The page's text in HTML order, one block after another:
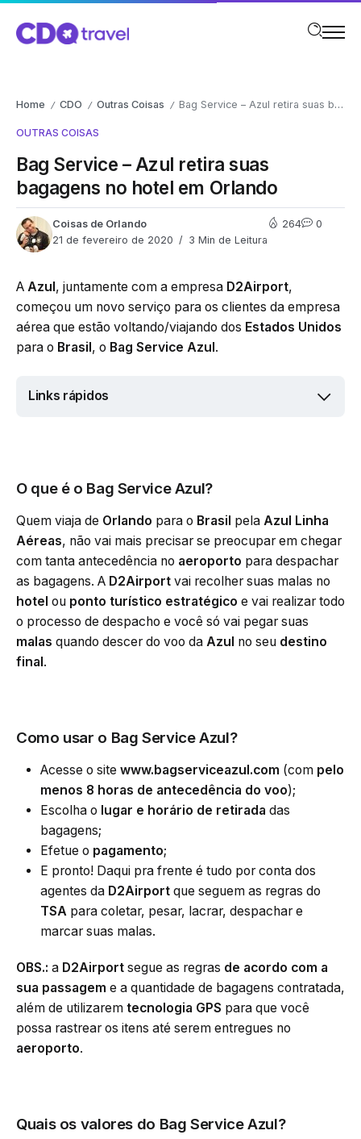
Home / CDO / Outras Coisas / Bag Service – Azul retira suas bagagens no hotel em Orlando
OUTRAS COISAS
Bag Service – Azul retira suas
bagagens no hotel em Orlando
Coisas de Orlando
21 de fevereiro de 2020
3 Min de Leitura
264 0
A Azul , juntamente com a empresa D2Airport,
começou um novo serviço para os clientes da empresa
aérea que estão voltando/viajando dos Estados Unidos
para o Brasil , o Bag Service Azul .
Links rápidos
O que é o Bag Service Azul?
Quem viaja de Orlando para o Brasil pela Azul Linha
Aéreas, não vai mais precisar se preocupar em chegar
com tanta antecedência no aeroporto para despachar
as bagagens. A D2Airport vai recolher suas malas no
hotel ou ponto turístico estratégico e vai realizar todo
o processo de despacho e você só vai pegar suas
malas quando descer do voo da Azul no seu destino
final .
Como usar o Bag Service Azul?
Acesse o site www.bagserviceazul.com (com pelo
menos 8 horas de antecedência do voo);
Escolha o lugar e horário de retirada das
bagagens;
Efetue o pagamento;
E pronto! Daqui pra frente é tudo por conta dos
agentes da D2Airport que seguem as regras do
TSA para coletar, pesar, lacrar, despachar e
marcar suas malas.
OBS.: a D2Airport segue as regras de acordo com a
sua passagem e a quantidade de bagagens contratada,
além de utilizarem tecnologia GPS para que você
possa rastrear os itens até serem entregues no
aeroporto.
Quais os valores do Bag Service Azul?